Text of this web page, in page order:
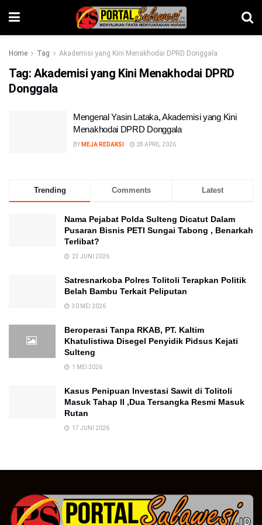
Home Tag Akademisi yang Kini Menakhodai DPRD Donggala
Tag: Akademisi yang Kini Menakhodai DPRD
Donggala
Mengenal Yasin Lataka, Akademisi yang Kini
Menakhodai DPRD Donggala
BY MEJA REDAKSI 28 APRIL 2026
Trending Comments Latest
Nama Pejabat Polda Sulteng Dicatut Dalam
Pusaran Bisnis PETI Sungai Tabong , Benarkah
Terlibat?
23 JUNI 2026
Satresnarkoba Polres Tolitoli Terapkan Politik
Belah Bambu Terkait Peliputan
30 MEI 2026
Beroperasi Tanpa RKAB, PT. Kaltim
Khatulistiwa Disegel Penyidik Pidsus Kejati
Sulteng
1 MEI 2026
Kasus Penipuan Investasi Sawit di Tolitoli
Masuk Tahap II ,Dua Tersangka Resmi Masuk
Rutan
17 JUNI 2026